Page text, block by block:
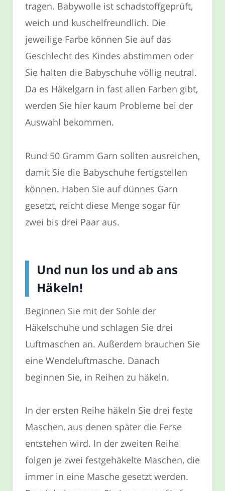
tragen. Babywolle ist schadstoffgeprüft,
weich und kuschelfreundlich. Die
jeweilige Farbe können Sie auf das
Geschlecht des Kindes abstimmen oder
Sie halten die Babyschuhe völlig neutral.
Da es Häkelgarn in fast allen Farben gibt,
werden Sie hier kaum Probleme bei der
Auswahl bekommen.
Rund 50 Gramm Garn sollten ausreichen,
damit Sie die Babyschuhe fertigstellen
können. Haben Sie auf dünnes Garn
gesetzt, reicht diese Menge sogar für
zwei bis drei Paar aus.
Und nun los und ab ans
Häkeln!
Beginnen Sie mit der Sohle der
Häkelschuhe und schlagen Sie drei
Luftmaschen an. Außerdem brauchen Sie
eine Wendeluftmasche. Danach
beginnen Sie, in Reihen zu häkeln.
In der ersten Reihe häkeln Sie drei feste
Maschen, aus denen später die Ferse
entstehen wird. In der zweiten Reihe
folgen je zwei festgehäkelte Maschen, die
immer in eine Masche gesetzt werden.